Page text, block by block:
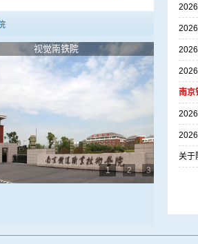
视觉南铁院
1 2 3
南京
关于